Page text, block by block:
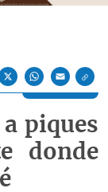
X WhatsAppEmail
piques
donde